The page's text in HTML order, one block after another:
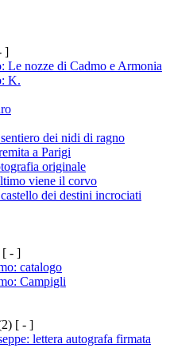
]
Le nozze di Cadmo e Armonia
K.
dei nidi di ragno
a Parigi
originale
viene il corvo
dei destini incrociati
[ - ]
catalogo
Campigli
[ - ]
lettera autografa firmata